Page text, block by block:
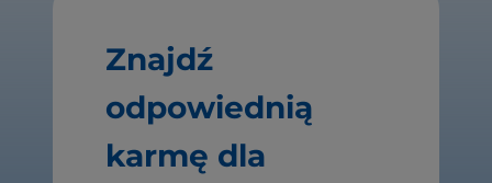
Znajdź
odpowiednią
karmę dla